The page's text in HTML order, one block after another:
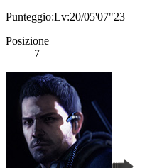
Punteggio:Lv:20/05'07"23
Posizione
7